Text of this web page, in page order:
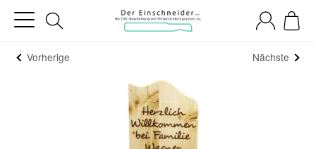
Vorherige Nächste